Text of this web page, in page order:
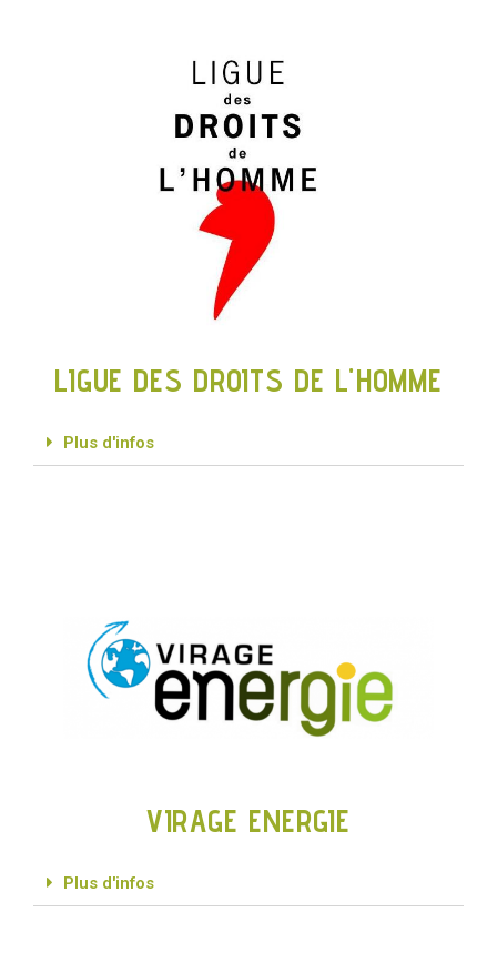
LIGUE DES DROITS DE L'HOMME
Plus d'infos
VIRAGE ENERGIE
Plus d'infos